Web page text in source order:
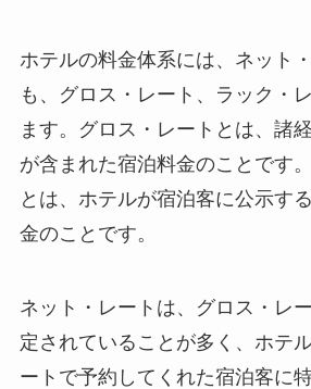
ホテルの料金体系には、ネット
も、グロス・レート、ラック・
ます。グロス・レートとは、諸
が含まれた宿泊料金のことです
とは、ホテルが宿泊客に公示す
金のことです。
ネット・レートは、グロス・レ
定されていることが多く、ホテ
ートで予約してくれた宿泊客に